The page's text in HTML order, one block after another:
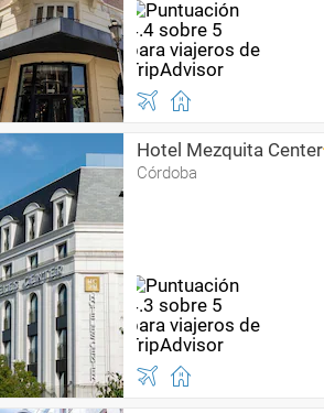
Hotel Mezquita Center
Córdoba